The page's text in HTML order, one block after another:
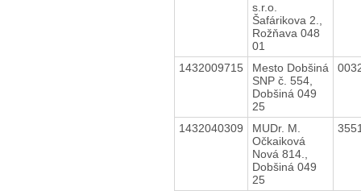
s.r.o.
Šafárikova 2.,
Rožňava 048
01
1432009715
Mesto Dobšiná
SNP č. 554,
Dobšiná 049
25
1432040309
MUDr. M.
Očkaiková
Nová 814.,
Dobšiná 049
25